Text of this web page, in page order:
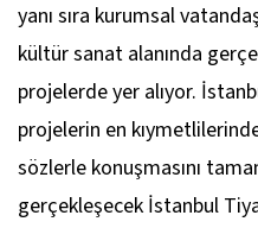
yanı sıra kurumsal
kültür sanat alanında
projelerde yer alıyor.
projelerin en
sözlerle konuşmasını
gerçekleşecek İstanbul